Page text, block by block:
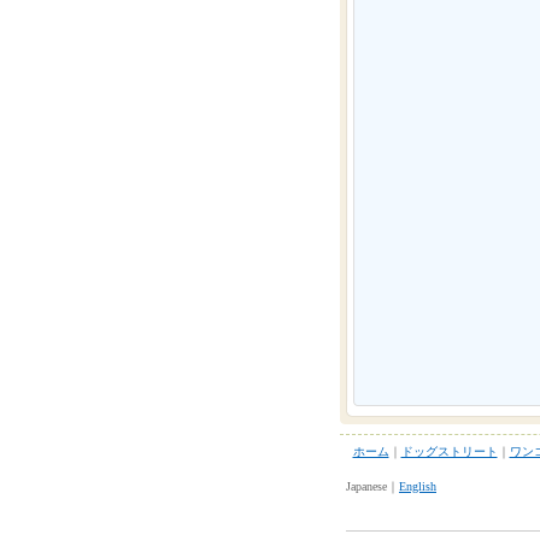
ホーム ｜ ドッグストリート ｜ ワン
Japanese｜ English